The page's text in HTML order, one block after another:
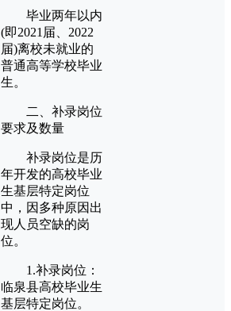
毕业两年以内
(即2021届、2022
届)离校未就业的
普通高等学校毕业
生。
二、补录岗位
要求及数量
补录岗位是历
年开发的高校毕业
生基层特定岗位
中，因多种原因出
现人员空缺的岗
位。
1.补录岗位：
临泉县高校毕业生
基层特定岗位。